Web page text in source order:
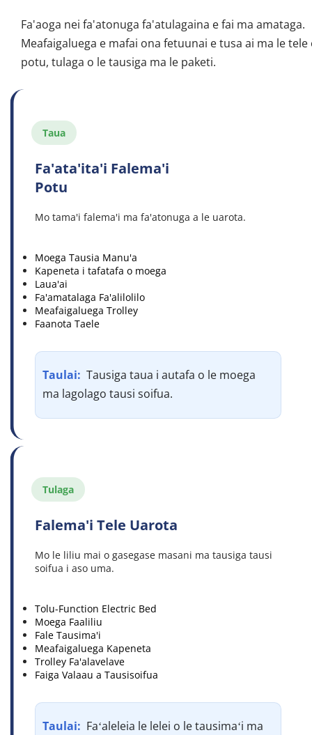
Fa'aoga nei fa'atonuga fa'atulagaina e fai ma amataga.
Meafaigaluega e mafai ona fetuunai e tusa ai ma le tele
potu, tulaga o le tausiga ma le paketi.
Taua
Fa'ata'ita'i Falema'i
Potu
Mo tama'i falema'i ma fa'atonuga a le uarota.
Moega Tausia Manu'a
Kapeneta i tafatafa o moega
Laua'ai
Fa'amatalaga Fa'alilolilo
Meafaigaluega Trolley
Faanota Taele
Taulai: Tausiga taua i autafa o le moega
ma lagolago tausi soifua.
Tulaga
Falema'i Tele Uarota
Mo le liliu mai o gasegase masani ma tausiga tausi
soifua i aso uma.
Tolu-Function Electric Bed
Moega Faaliliu
Fale Tausima'i
Meafaigaluega Kapeneta
Trolley Fa'alavelave
Faiga Valaau a Tausisoifua
Taulai: Faʻaleleia le lelei o le tausimaʻi ma